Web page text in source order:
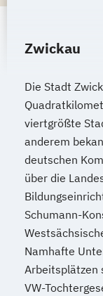
Zwickau
Die Stadt
viertgrößte
anderem
deutschen
über die
Schumann-
Namhafte
Arbeitsplätzen
VW-